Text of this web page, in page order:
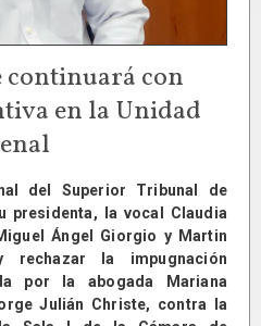
continuará con
en la Unidad
del Superior Tribunal de
presidenta, la vocal Claudia
Ángel Giorgio y Martin
rechazar la impugnación
por la abogada Mariana
Julián Christe, contra la